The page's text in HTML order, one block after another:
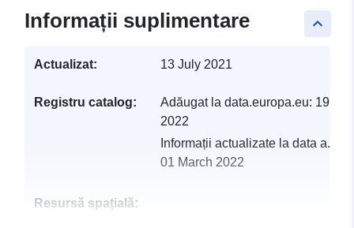
keyboard_arrow_up
Informații suplimentare
Actualizat: 13 July 2021
Registru catalog: Adăugat la data.europa.eu: 19
2022
Informații actualizate la data
01 March 2022
Resursă spațială: